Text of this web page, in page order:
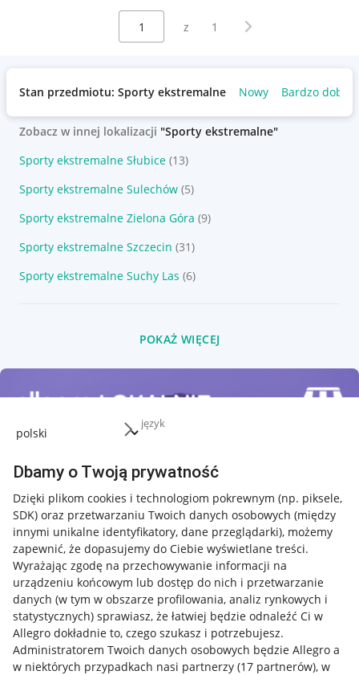
język
Dbamy o Twoją prywatność
Dzięki plikom cookies i technologiom pokrewnym (np. piksele,
SDK) oraz przetwarzaniu Twoich danych osobowych (między
innymi unikalne identyfikatory, dane przeglądarki), możemy
zapewnić, że dopasujemy do Ciebie wyświetlane treści.
Wyrażając zgodę na przechowywanie informacji na
urządzeniu końcowym lub dostęp do nich i przetwarzanie
danych (w tym w obszarze profilowania, analiz rynkowych i
statystycznych) sprawiasz, że łatwiej będzie odnaleźć Ci w
Allegro dokładnie to, czego szukasz i potrzebujesz.
Administratorem Twoich danych osobowych będzie Allegro a
w niektórych przypadkach nasi partnerzy (17 partnerów), w
Wybierz stronę:
z 1 Następna strona
Stan przedmiotu: Sporty ekstremalne Nowy Bardzo dobry
Zobacz w innej lokalizacji "Sporty ekstremalne"
Sporty ekstremalne Słubice (13)
Sporty ekstremalne Sulechów (5)
Sporty ekstremalne Zielona Góra (9)
Sporty ekstremalne Szczecin (31)
Sporty ekstremalne Suchy Las (6)
POKAŻ WIĘCEJ